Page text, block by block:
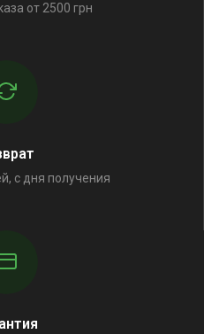
от 2500 грн
с дня получения